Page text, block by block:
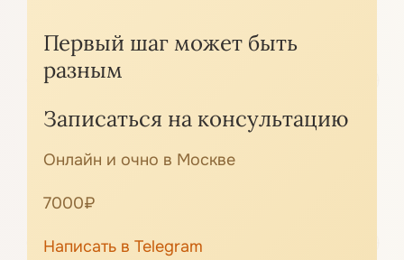
Первый шаг может быть
разным
Записаться на консультацию
Онлайн и очно в Москве
7000₽
Написать в Telegram